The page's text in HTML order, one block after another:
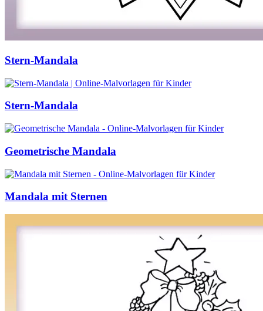
Stern-Mandala
Stern-Mandala
Geometrische Mandala
Mandala mit Sternen